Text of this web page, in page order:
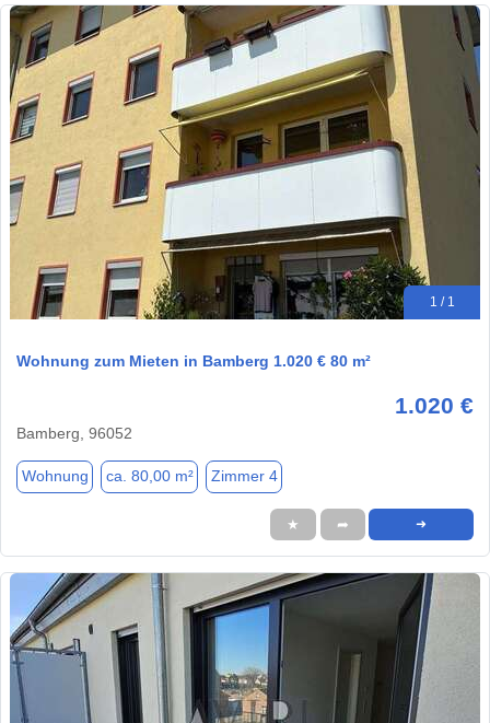
1 / 1
Wohnung zum Mieten in Bamberg 1.020 € 80 m²
1.020 €
Bamberg, 96052
Wohnung ca. 80,00 m² Zimmer 4
★ ➦ ➜